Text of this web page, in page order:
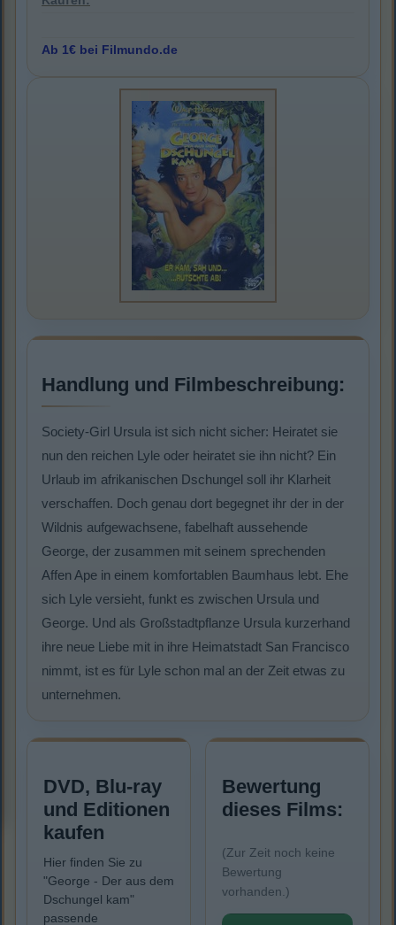
Ab 1€ bei Filmundo.de
Handlung und Filmbeschreibung:
Society-Girl Ursula ist sich nicht sicher: Heiratet sie
nun den reichen Lyle oder heiratet sie ihn nicht? Ein
Urlaub im afrikanischen Dschungel soll ihr Klarheit
verschaffen. Doch genau dort begegnet ihr der in der
Wildnis aufgewachsene, fabelhaft aussehende
George, der zusammen mit seinem sprechenden
Affen Ape in einem komfortablen Baumhaus lebt. Ehe
sich Lyle versieht, funkt es zwischen Ursula und
George. Und als Großstadtpflanze Ursula kurzerhand
ihre neue Liebe mit in ihre Heimatstadt San Francisco
nimmt, ist es für Lyle schon mal an der Zeit etwas zu
unternehmen.
DVD, Blu-ray
und Editionen
kaufen
Hier finden Sie zu
"George - Der aus dem
Dschungel kam"
passende
Bewertung
dieses Films:
(Zur Zeit noch keine
Bewertung
vorhanden.)